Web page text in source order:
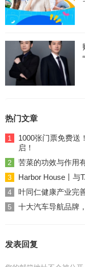
热门文章
1
1000张门票免费送
启！
2 苦菜的功效与作用
3 Harbor House丨与
4 叶同仁健康产业完
5 十大汽车导航品牌
发表回复